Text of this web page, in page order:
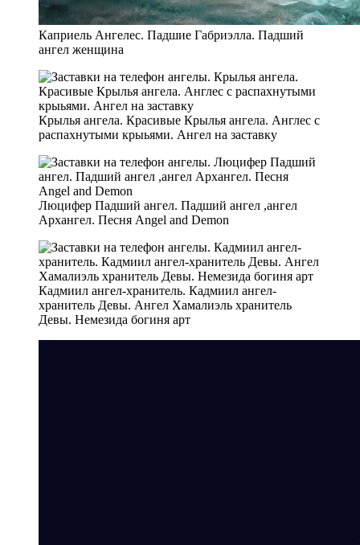
Каприель Ангелес. Падшие Габриэлла. Падший
ангел женщина
Крылья ангела. Красивые Крылья ангела. Англес с
распахнутыми крыьями. Ангел на заставку
Люцифер Падший ангел. Падший ангел ,ангел
Архангел. Песня Angel and Demon
Кадмиил ангел-хранитель. Кадмиил ангел-
хранитель Девы. Ангел Хамалиэль хранитель
Девы. Немезида богиня арт